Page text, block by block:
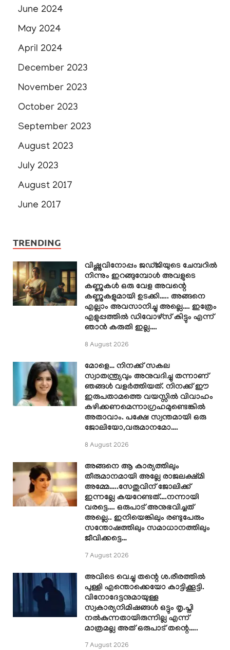
June 2024
May 2024
April 2024
December 2023
November 2023
October 2023
September 2023
August 2023
July 2023
August 2017
June 2017
TRENDING
വിഷ്ണുവിനോപ്പം ജഡ്ജിയുടെ ചേമ്പറിൽ
നിന്നും ഇറങ്ങുമ്പോൾ അവളുടെ
കണ്ണുകൾ ഒരു വേള അവന്റെ
കണ്ണുകളുമായി ഉടക്കി….. അങ്ങനെ
എല്ലാം അവസാനിച്ചു അല്ലെ…. ഇത്രേം
എളുപ്പത്തിൽ ഡിവോഴ്സ് കിട്ടും എന്ന്
ഞാൻ കരുതി ഇല്ല….
8 August 2026
മോളെ… നിനക്ക് സകല
സ്വാതന്ത്ര്യവും അനുവദിച്ചു തന്നാണ്
ഞങ്ങൾ വളർത്തിയത്. നിനക്ക് ഈ
ഇരുപതാമത്തെ വയസ്സിൽ വിവാഹം
കഴിക്കണമെന്നാഗ്രഹമുണ്ടെങ്കിൽ
അതാവാം. പക്ഷേ സ്വന്തമായി ഒരു
ജോലിയോ,വരുമാനമോ….
8 August 2026
അങ്ങനെ ആ കാര്യത്തിലും
തീരുമാനമായി അല്ലേ രാജലക്ഷ്മി
അമ്മേ…..സേതുവിന് ജോലിക്ക്
ഇന്നല്ലേ കയറേണ്ടത്….നന്നായി
വരട്ടെ…. ഒരുപാട് അനുഭവിച്ചത്
അല്ലെ.. ഇനിയെങ്കിലും രണ്ടുപേരും
സന്തോഷത്തിലും സമാധാനത്തിലും
ജീവിക്കട്ടെ…
7 August 2026
അവിടെ വെച്ചു തന്റെ ശ.രീരത്തിൽ
പുള്ളി എന്തൊക്കെയോ കാട്ടിക്കൂട്ടി.
വിനോദേട്ടനുമായുള്ള
സ്വകാര്യനിമിഷങ്ങൾ ഒട്ടും തൃ.പ്തി
നൽകുന്നതായിരുന്നില്ല എന്ന്
മാത്രമല്ല അത് ഒരുപാട് തന്റെ…..
7 August 2026